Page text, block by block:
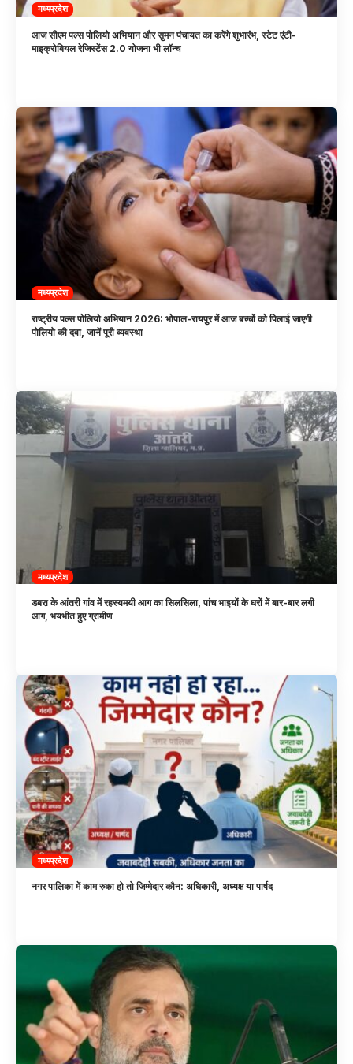
मध्यप्रदेश
आज सीएम पल्स पोलियो अभियान और सुमन पंचायत का करेंगे शुभारंभ, स्टेट एंटी-
माइक्रोबियल रेजिस्टेंस 2.0 योजना भी लॉन्च
मध्यप्रदेश
राष्ट्रीय पल्स पोलियो अभियान 2026: भोपाल-रायपुर में आज बच्चों को पिलाई जाएगी
पोलियो की दवा, जानें पूरी व्यवस्था
मध्यप्रदेश
डबरा के आंतरी गांव में रहस्यमयी आग का सिलसिला, पांच भाइयों के घरों में बार-बार लगी
आग, भयभीत हुए ग्रामीण
मध्यप्रदेश
नगर पालिका में काम रुका हो तो जिम्मेदार कौन: अधिकारी, अध्यक्ष या पार्षद